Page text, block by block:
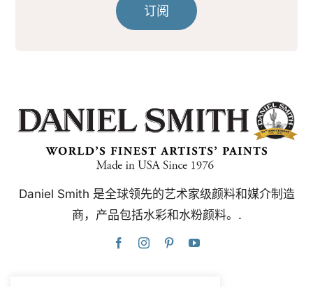
订阅
Daniel Smith 是全球领先的艺术家级颜料和媒介制造
商，产品包括水彩和水粉颜料。.